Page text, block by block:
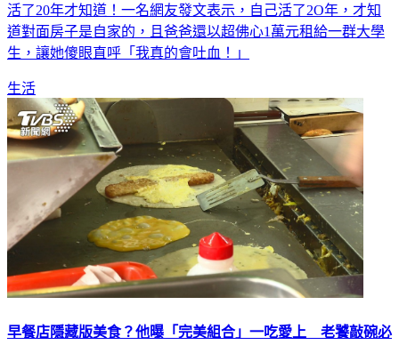
活了20年才知道！一名網友發文表示，自己活了2O年，才知
道對面房子是自家的，且爸爸還以超佛心1萬元租給一群大學
生，讓她傻眼直呼「我真的會吐血！」
生活
早餐店隱藏版美食？他曝「完美組合」一吃愛上 老饕敲碗必